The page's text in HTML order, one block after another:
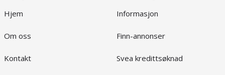
Hjem
Om oss
Kontakt
Informasjon
Finn-annonser
Svea kredittsøknad